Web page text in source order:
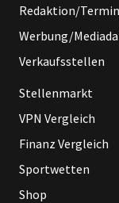
Redaktion/
Werbung/
Verkaufsstellen
Stellenmarkt
VPN Vergleich
Finanz Vergleich
Sportwetten
Shop